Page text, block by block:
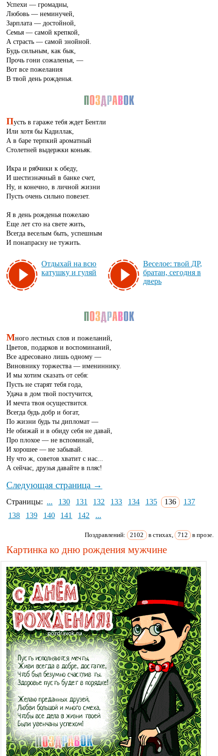
Успехи — громадны,
Любовь — неминучей,
Зарплата — достойной,
Семья — самой крепкой,
А страсть — самой знойной.
Будь сильным, как бык,
Прочь гони сожаленья, —
Вот все пожелания
В твой день рожденья.
Пусть в гараже тебя ждет Бентли
Или хотя бы Кадиллак,
А в баре терпкий ароматный
Столетней выдержки коньяк.
Икра и рябчики к обеду,
И шестизначный в банке счет,
Ну, и конечно, в личной жизни
Пусть очень сильно повезет.
Я в день рожденья пожелаю
Еще лет сто на свете жить,
Всегда веселым быть, успешным
И понапрасну не тужить.
От­ды­хай на всю
ка­туш­ку и гу­ляй
Ве­се­лое: твой ДР,
бра­тан, се­год­ня в
дверь
Много лестных слов и пожеланий,
Цветов, подарков и воспоминаний,
Все адресовано лишь одному —
Виновнику торжества — имениннику.
И мы хотим сказать от себя:
Пусть не старят тебя года,
Удача в дом твой постучится,
И мечта твоя осуществится.
Всегда будь добр и богат,
По жизни будь ты дипломат —
Не обижай и в обиду себя не давай,
Про плохое — не вспоминай,
И хорошее — не забывай.
Ну что ж, советов хватит с нас...
А сейчас, друзья давайте в пляс!
Следующая страница →
Страницы: ... 130 131 132 133 134 135 136
137
138
139 140 141 142 ...
Поздравлений: 2102 в стихах, 712 в прозе.
Картинка ко дню рождения мужчине